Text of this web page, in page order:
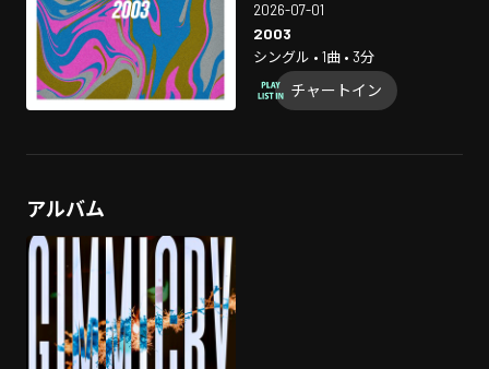
2026-07-01
2003
シングル • 1曲 • 3分
チャートイン
アルバム